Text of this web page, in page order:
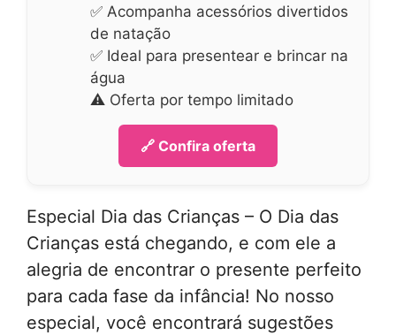
✅ Acompanha acessórios divertidos
de natação
✅ Ideal para presentear e brincar na
água
⚠️ Oferta por tempo limitado
🔗 Confira oferta
Especial Dia das Crianças – O Dia das
Crianças está chegando, e com ele a
alegria de encontrar o presente perfeito
para cada fase da infância! No nosso
especial, você encontrará sugestões